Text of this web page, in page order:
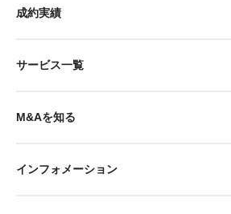
成約実績
サービス一覧
M&Aを知る
インフォメーション